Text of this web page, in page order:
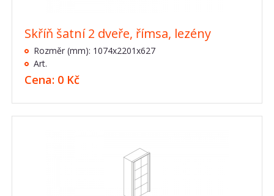
Skříň šatní 2 dveře, římsa, lezény
Rozměr (mm): 1074x2201x627
Art.
Cena: 0 Kč